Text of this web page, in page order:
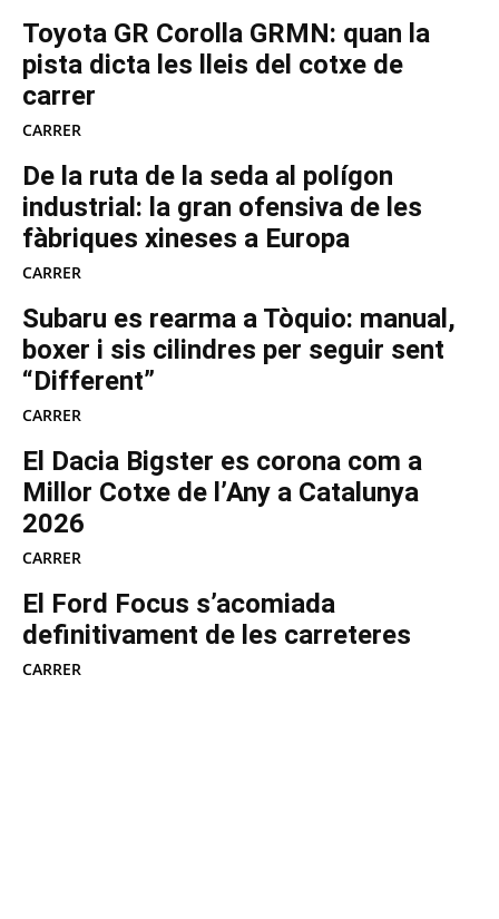
Toyota GR Corolla GRMN: quan la
pista dicta les lleis del cotxe de
carrer
CARRER
De la ruta de la seda al polígon
industrial: la gran ofensiva de les
fàbriques xineses a Europa
CARRER
Subaru es rearma a Tòquio: manual,
boxer i sis cilindres per seguir sent
“Different”
CARRER
El Dacia Bigster es corona com a
Millor Cotxe de l’Any a Catalunya
2026
CARRER
El Ford Focus s’acomiada
definitivament de les carreteres
CARRER